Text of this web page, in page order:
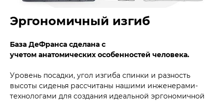
Эргономичный изгиб
База ДеФранса сделана с
учетом анатомических особенностей человека.
Уровень посадки, угол изгиба спинки и разность
высоты сиденья рассчитаны нашими инженерами-
технологами для создания идеальной эргономичной